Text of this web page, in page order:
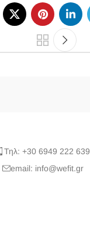
Τηλ: +30 6949 222 639
email: info@wefit.gr